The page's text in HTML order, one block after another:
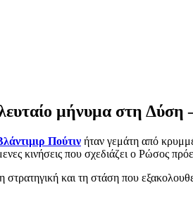
μήνυμα στη
Πούτιν ήταν γεμάτη από
κινήσεις που σχεδιάζει ο Ρώσος
και τη στάση που